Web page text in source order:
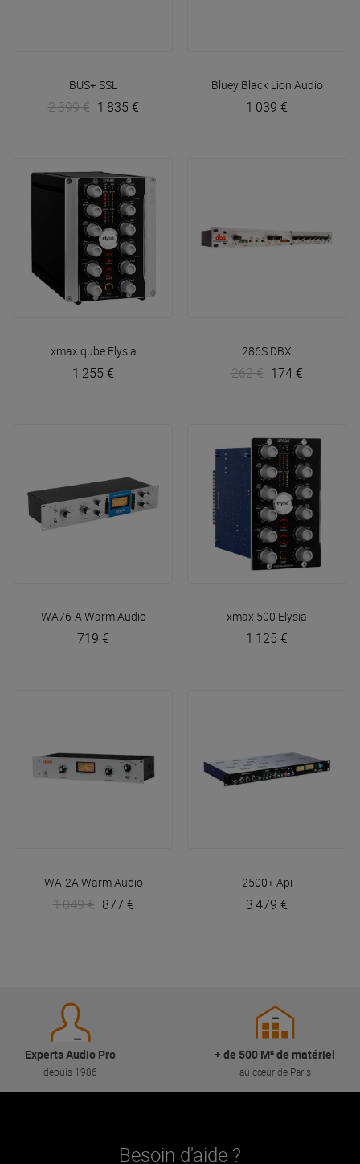
BUS+SSL
2 399 € 1 835 €
Bluey Black Lion Audio
1 039 €
xmax qube Elysia
1 255 €
286S DBX
262 € 174 €
WA76-AWarm Audio
719 €
xmax 500 Elysia
1 125 €
WA-2A Warm Audio
1 049 € 877 €
2500+Api
3 479 €
Experts Audio Pro
depuis 1986
+ de 500 M² de matériel
au cœur de Paris
Besoin d'aide ?